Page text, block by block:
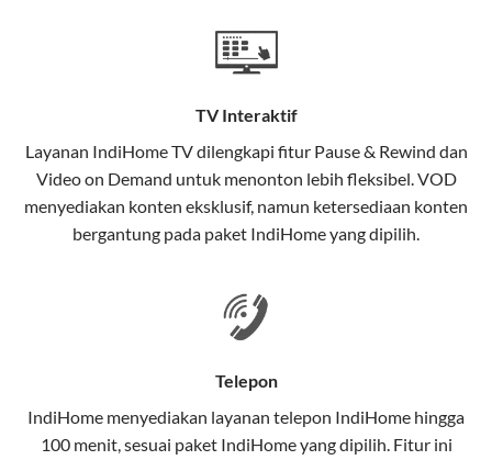
Teknologi di Balik WiFi IndiHome
Wifi IndiHome menggunakan teknologi Fiber To The
menggunakan kabel serat optik hingga ke rumah
pelanggan. Teknologi ini memiliki beberapa
keunggulan:
Kecepatan Tinggi
dibandingkan kabel tembaga atau DSL.
elektromagnetik, sehingga koneksi tetap lancar.
TV Interaktif
Layanan IndiHome TVdilengkapi fitur Pause & Rewind dan
Video on Demand untuk menonton lebih fleksibel. VOD
menyediakan konten eksklusif, namun ketersediaan konten
bergantung pada paket IndiHome yang dipilih.
Telepon
IndiHome menyediakan layanan telepon IndiHome hingga
100 menit, sesuai paket IndiHome yang dipilih. Fitur ini